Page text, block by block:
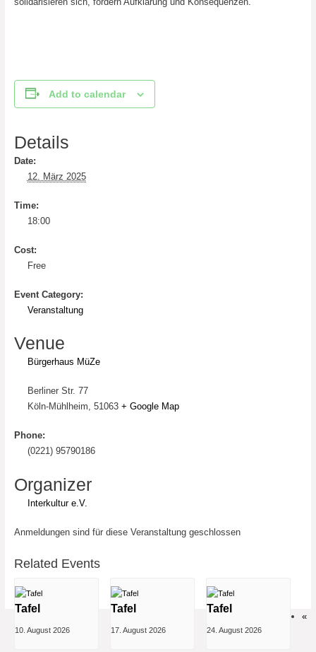
Add to calendar
Details
Date:
12. März 2025
Time:
18:00
Cost:
Free
Event Category:
Veranstaltung
Venue
Bürgerhaus MüZe
Berliner Str. 77
Köln-Mühlheim, 51063 + Google Map
Phone:
(0221) 95790186
Organizer
Interkultur e.V.
Anmeldungen sind für diese Veranstaltung geschlossen
Related Events
Tafel
10. August 2026
Tafel
17. August 2026
Tafel
24. August 2026
«